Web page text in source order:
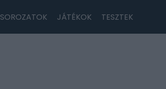
SOROZATOK JÁTÉKOK TESZTEK